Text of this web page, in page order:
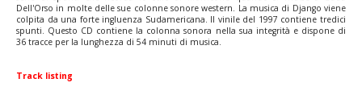
Dell'Orso in molte delle sue colonne sonore western. La musica di Django viene
colpita da una forte ingluenza Sudamericana. Il vinile del 1997 contiene tredici
spunti. Questo CD contiene la colonna sonora nella sua integrità e dispone di
36 tracce per la lunghezza di 54 minuti di musica.
Track listing